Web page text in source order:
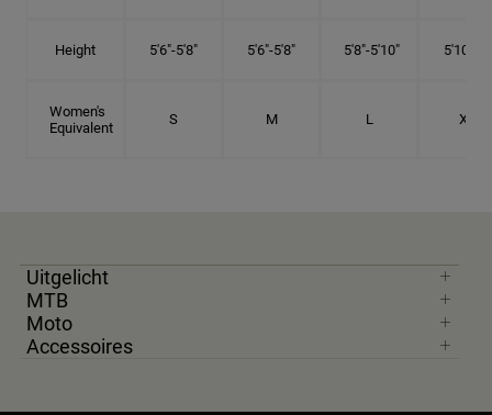
Height 5'6"-5'8" 5'6"-5'8" 5'8"-5'10" 5'10"- 6'
Women's
Equivalent
S M L XL
Uitgelicht
MTB
Moto
Accessoires